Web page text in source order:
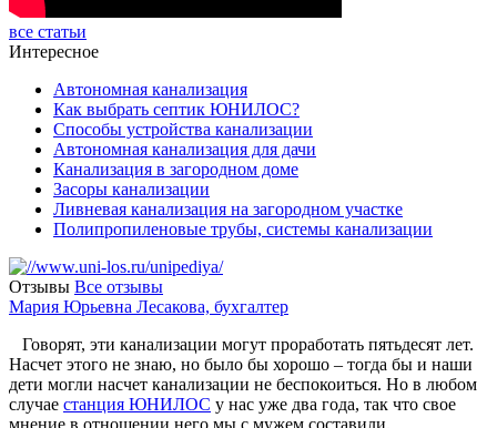
все статьи
Интересное
Автономная канализация
Как выбрать септик ЮНИЛОС?
Способы устройства канализации
Автономная канализация для дачи
Канализация в загородном доме
Засоры канализации
Ливневая канализация на загородном участке
Полипропиленовые трубы, системы канализации
Отзывы Все отзывы
Мария Юрьевна Лесакова, бухгалтер
Говорят, эти канализации могут проработать пятьдесят лет.
Насчет этого не знаю, но было бы хорошо – тогда бы и наши
дети могли насчет канализации не беспокоиться. Но в любом
случае станция ЮНИЛОС у нас уже два года, так что свое
мнение в отношении него мы с мужем составили.